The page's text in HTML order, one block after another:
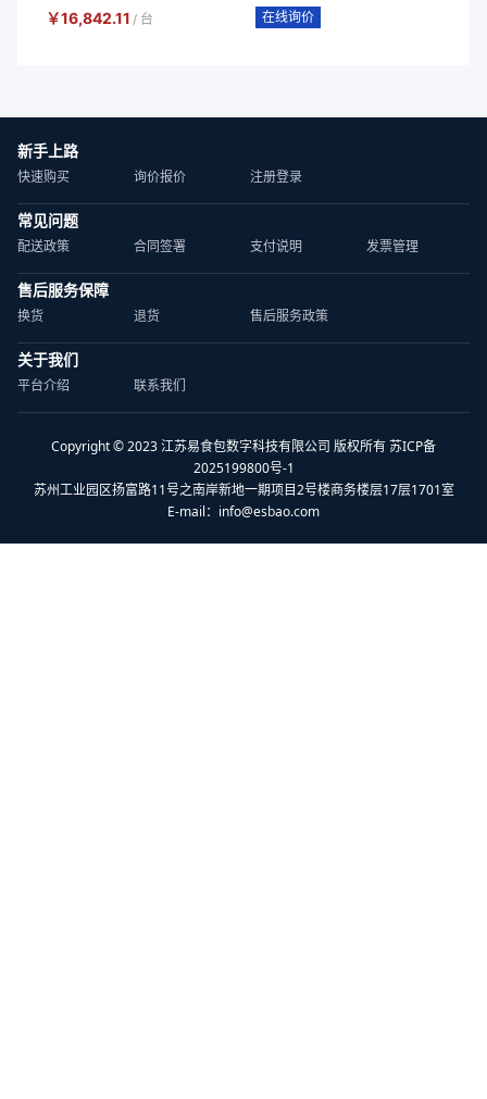
￥16,842.11 / 台 在线询价
新手上路
快速购买 询价报价 注册登录
常见问题
配送政策 合同签署 支付说明 发票管理
售后服务保障
换货 退货 售后服务政策
关于我们
平台介绍 联系我们
Copyright © 2023 江苏易食包数字科技有限公司 版权所有 苏ICP备
2025199800号-1
苏州工业园区扬富路11号之南岸新地一期项目2号楼商务楼层17层1701室
E-mail： info@esbao.com